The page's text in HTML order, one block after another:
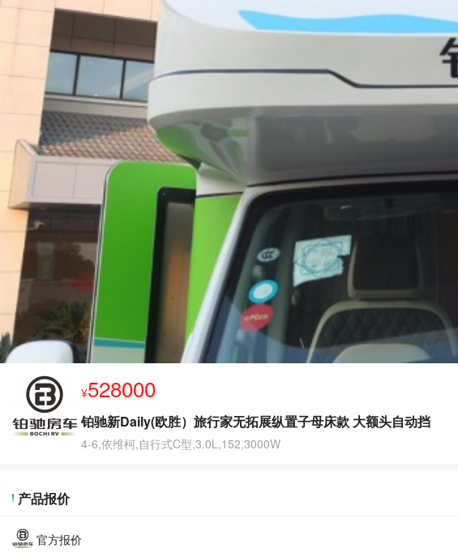
¥528000
铂驰新Daily(欧胜）旅行家无拓展纵置子母床款 大额头自动挡
4-6,依维柯,自行式C型,3.0L,152,3000W
产品报价
官方报价